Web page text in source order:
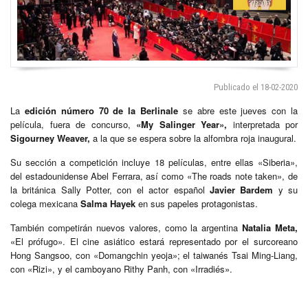
Publicado el 18-02-2020
La edición número 70 de la Berlinale se abre este jueves con la
película, fuera de concurso, «My Salinger Year», interpretada por
Sigourney Weaver, a la que se espera sobre la alfombra roja inaugural.
Su sección a competición incluye 18 películas, entre ellas «Siberia»,
del estadounidense Abel Ferrara, así como «The roads note taken», de
la británica Sally Potter, con el actor español Javier Bardem y su
colega mexicana Salma Hayek en sus papeles protagonistas.
También competirán nuevos valores, como la argentinaNatalia Meta,
«El prófugo». El cine asiático estará representado por el surcoreano
Hong Sangsoo, con «Domangchin yeoja»; el taiwanés Tsai Ming-Liang,
con «Rizi», y el camboyano Rithy Panh, con «Irradiés».